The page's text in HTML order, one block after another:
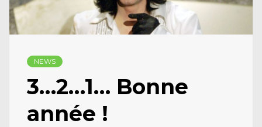
NEWS
3…2…1… Bonne
année !